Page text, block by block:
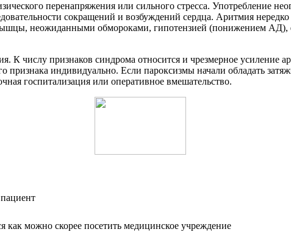
перенапряжения или сильного стресса. Употребление
сокращений и возбуждений сердца. Аритмия
неожиданными обмороками, гипотензией (понижением
К числу признаков синдрома относится и чрезмерное усиление
признака индивидуально. Если пароксизмы начали обладать
госпитализация или оперативное вмешательство.
как можно скорее посетить медицинское учреждение